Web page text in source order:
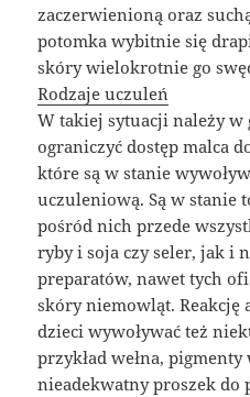
zaczerwienioną oraz
potomka wybitnie się
skóry wielokrotnie go
Rodzaje uczuleń
W takiej sytuacji należy w
ograniczyć dostęp malca
które są w stanie
uczuleniową. Są w stanie
pośród nich przede
ryby i soja czy seler, jak i
preparatów, nawet tych
skóry niemowląt. Reakcję
dzieci wywoływać też
przykład wełna,
nieadekwatny proszek do